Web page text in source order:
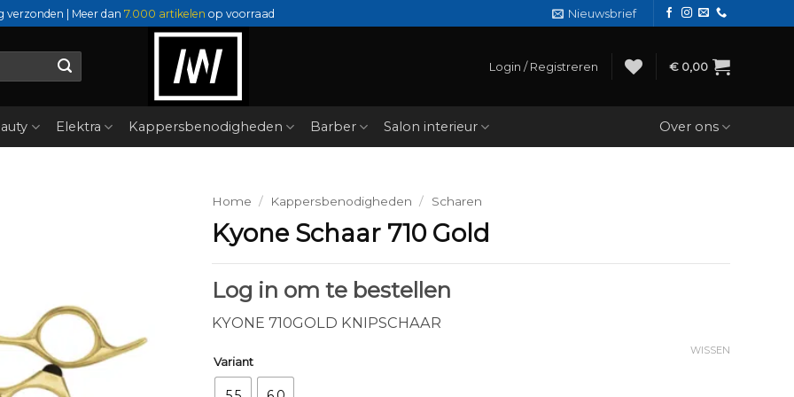
verzonden | Meer dan 7.000 artikelen op voorraad Nieuwsbrief
Login / Registreren € 0,00
Elektra Kappersbenodigheden Barber Salon interieur Over ons
Home / Kappersbenodigheden / Scharen
Kyone Schaar 710 Gold
Log in om te bestellen
KYONE 710GOLD KNIPSCHAAR
Variant
WISSEN